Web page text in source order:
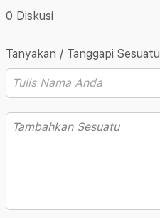
0 Diskusi
Tanyakan / Tanggapi Sesuatu